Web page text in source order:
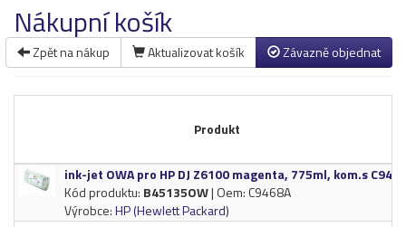
Nákupní košík
Zpět na nákup Aktualizovat košík Závazně objednat
Produkt
ink-​jet OWA pro HP DJ Z6100 magenta,​ 775ml,​ kom.​s
Kód produktu: B45135OW| Oem: C9468A
Výrobce:HP (Hewlett Packard)